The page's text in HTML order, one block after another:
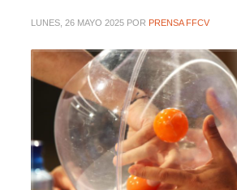
LUNES, 26 MAYO 2025 POR PRENSA FFCV